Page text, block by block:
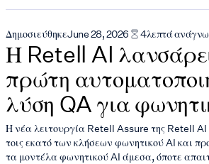
ΔημοσιεύθηκεJune 28, 2026 4λεπτά
Η Retell AI
πρώτη
λύση QA για
Η νέα λειτουργία Retell Assure της Retell AI
τοις εκατό των κλήσεων φωνητικού AI και
τα μοντέλα φωνητικού AI άμεσα, όποτε